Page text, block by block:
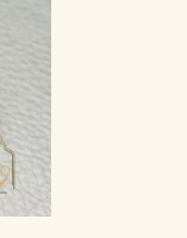
الكمية